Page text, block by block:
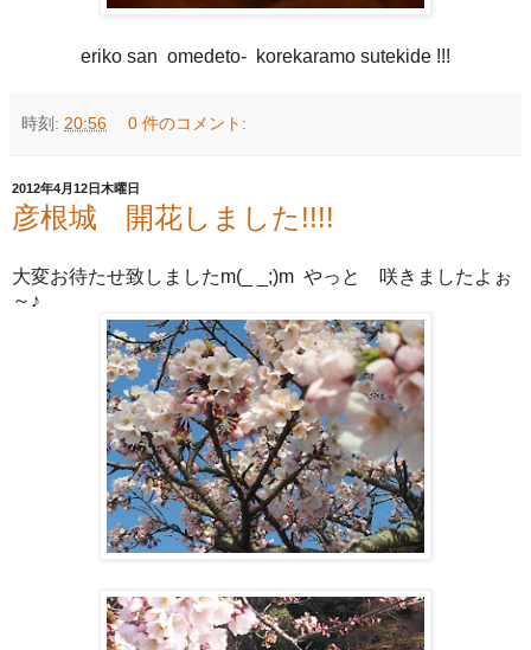
eriko san omedeto- korekaramo sutekide !!!
時刻: 20:56 0 件のコメント:
2012年4月12日木曜日
彦根城 開花しました!!!!
大変お待たせ致しましたm(_ _;)m やっと 咲きましたよぉ
～♪